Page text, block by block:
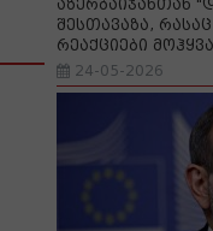
აზერბაიჯანთან
შესთავაზა,
რეაქციები მოჰყვა
24-05-2026